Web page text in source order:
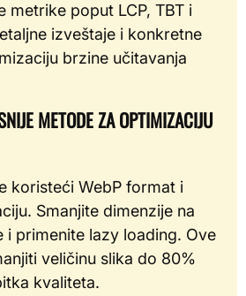
metrike poput LCP, TBT i
izveštaje i konkretne
brzine učitavanja
METODE ZA OPTIMIZACIJU
koristeći WebP format i
Smanjite dimenzije na
i primenite lazy loading. Ove
veličinu slika do 80%
kvaliteta.